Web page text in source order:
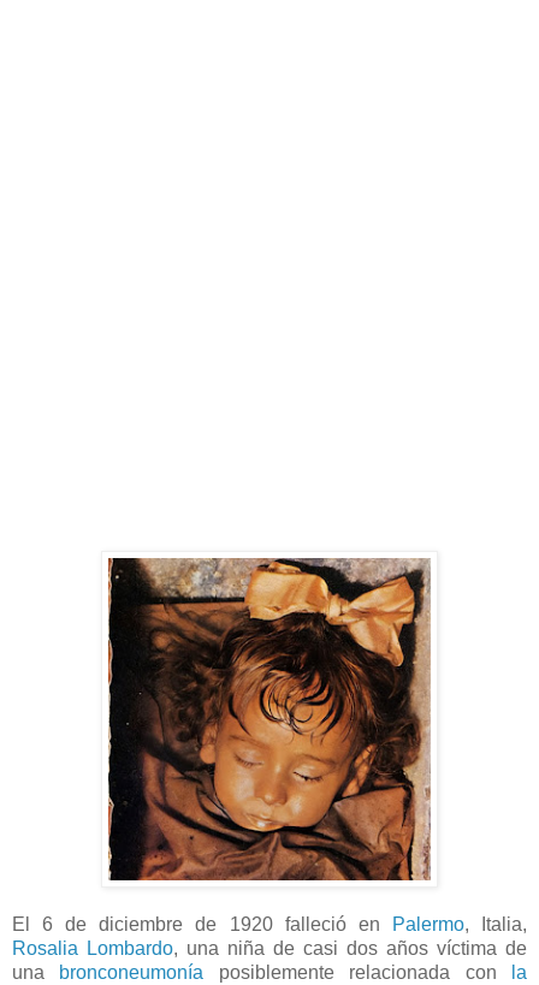
El 6 de diciembre de 1920 falleció en Palermo, Italia,
Rosalia Lombardo, una niña de casi dos años víctima de
una bronconeumonía posiblemente relacionada con
la